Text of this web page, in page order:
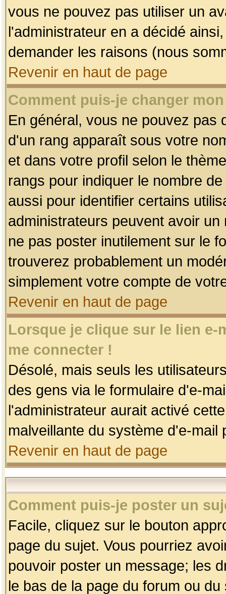
vous ne pouvez pas utiliser un
l'administrateur en a décidé
demander les raisons (nous
Revenir en haut de page
Comment puis-je changer
En général, vous ne pouvez pas
d'un rang apparaît sous votre
et dans votre profil selon le
rangs pour indiquer le nombre
aussi pour identifier certains
administrateurs peuvent avoir
ne pas poster inutilement sur le
trouverez probablement un
simplement votre compte de
Revenir en haut de page
Lorsque je clique sur le lien
me connecter !
Désolé, mais seuls les
des gens via le formulaire d'e-
l'administrateur aurait activé
malveillante du système d'e-
Revenir en haut de page
Comment puis-je poster un
Facile, cliquez sur le bouton
page du sujet. Vous pourriez
pouvoir poster un message; les
le bas de la page du forum ou